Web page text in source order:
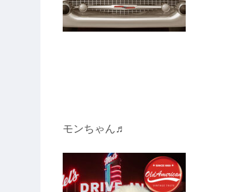
モンちゃん♬